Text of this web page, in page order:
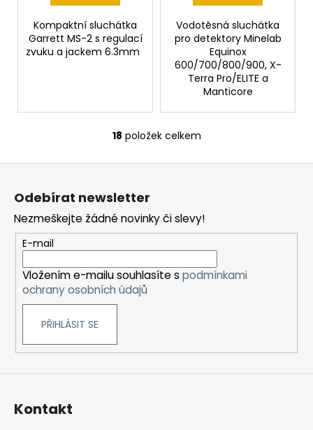
Kompaktní sluchátka
Garrett MS-2 s regulací
zvuku a jackem 6.3mm
Vodotěsná sluchátka
pro detektory Minelab
Equinox
600/700/800/900, X-
Terra Pro/ELITE a
Manticore
O
v
a
c
í
p
r
ý
p
18 položek celkem
Odebírat newsletter
Nezmeškejte žádné novinky či slevy!
E-mail
Vložením e-mailu souhlasíte s podmínkami
ochrany osobních údajů
PŘIHLÁSIT SE
Kontakt